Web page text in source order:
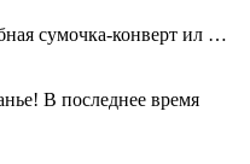
сумочка-конверт ил …
В последнее время